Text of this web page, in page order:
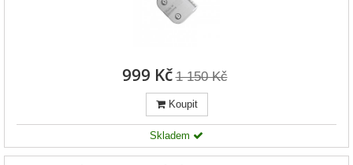
999 Kč 1 150 Kč
Koupit
Skladem